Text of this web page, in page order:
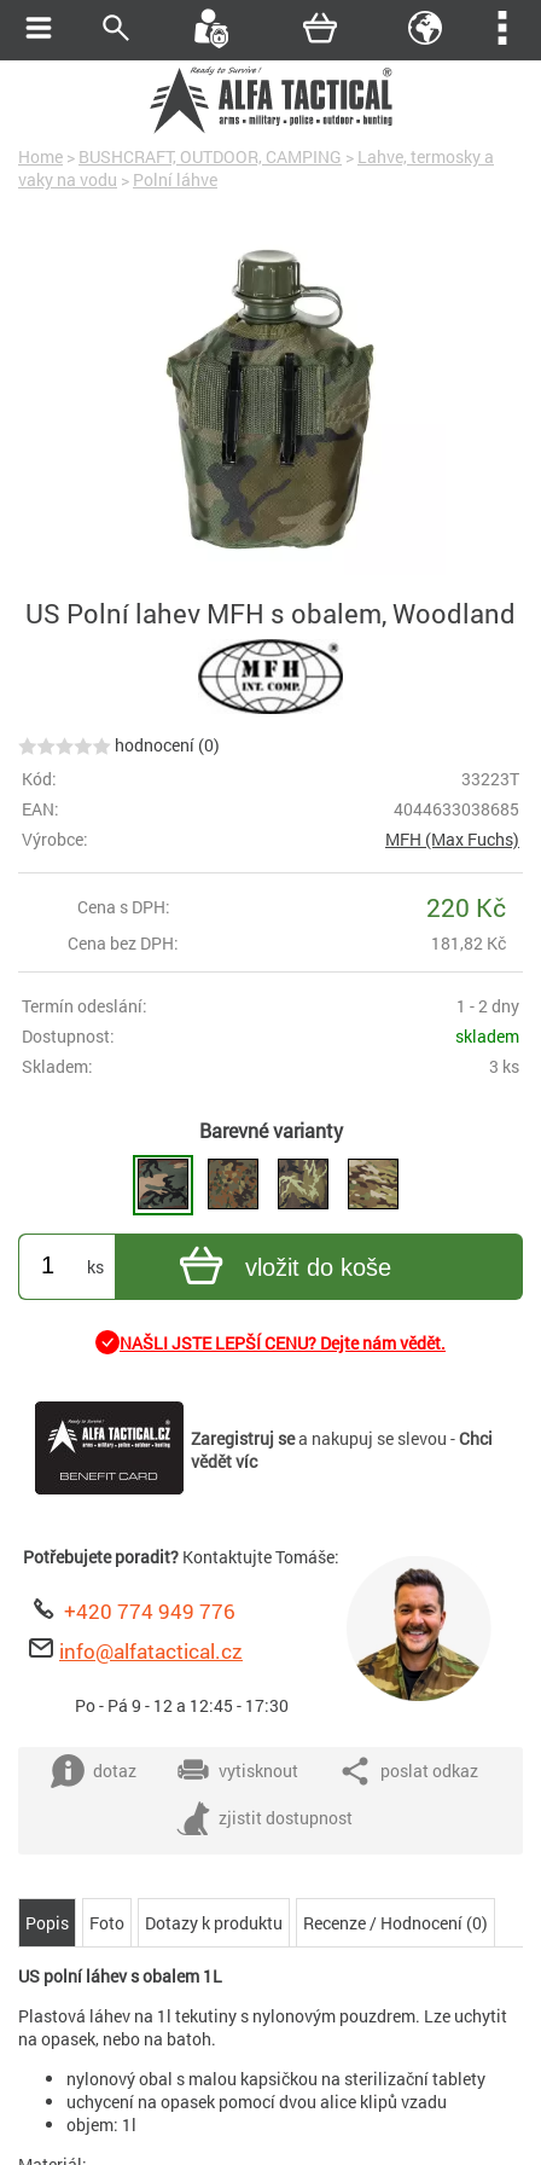
Home > BUSHCRAFT, OUTDOOR, CAMPING > Lahve, termosky a
vaky na vodu > Polní láhve
US Polní lahev MFH s obalem, Woodland
hodnocení (0)
Kód:
33223T
EAN:
4044633038685
Výrobce:
MFH (Max Fuchs)
Cena s DPH: 220 Kč
Cena bez DPH: 181,82 Kč
Termín odeslání:
1 - 2 dny
Dostupnost:
skladem
Skladem:
3 ks
Barevné varianty
ks vložit do koše
NAŠLI JSTE LEPŠÍ CENU? Dejte nám vědět.
Zaregistruj sea nakupuj se slevou -Chci
vědět víc
Potřebujete poradit? Kontaktujte Tomáše:
+420 774 949 776
info@alfatactical.cz
Po - Pá 9 - 12 a 12:45 - 17:30
dotaz vytisknout poslat odkaz
zjistit dostupnost
Popis Foto Dotazy k produktu Recenze / Hodnocení (0)
US polní láhev s obalem 1L
Plastová láhev na 1l tekutiny s nylonovým pouzdrem. Lze uchytit
na opasek, nebo na batoh.
nylonový obal s malou kapsičkou na sterilizační tablety
uchycení na opasek pomocí dvou alice klipů vzadu
objem: 1l